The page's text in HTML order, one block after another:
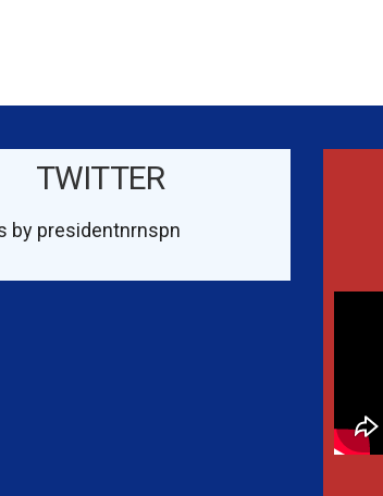
TWITTER
by presidentnrnspn